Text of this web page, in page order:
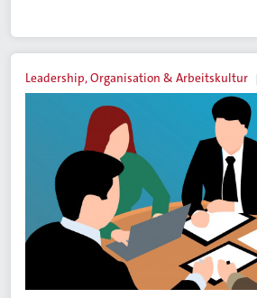
Leadership, Organisation & Arbeitskultur